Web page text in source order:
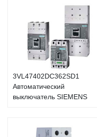
3VL47402DC362SD1
Автоматический
выключатель SIEMENS